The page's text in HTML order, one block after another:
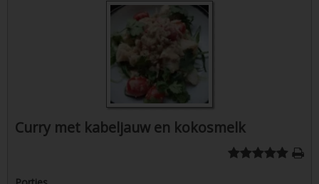
Curry met kabeljauw en kokosmelk